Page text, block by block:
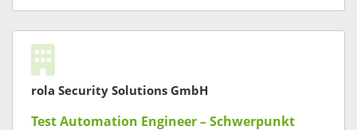
rola Security Solutions GmbH
Test Automation Engineer – Schwerpunkt